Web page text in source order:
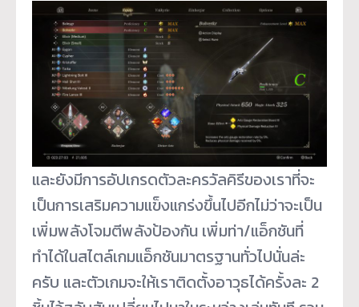
และยังมีการอัปเกรดตัวละครวัลคิรีของเราที่จะ
เป็นการเสริมความแข็งแกร่งขึ้นไปอีกไม่ว่าจะเป็น
เพิ่มพลังโจมตีพลังป้องกัน เพิ่มท่า/แอ็กชันที่
ทำได้ในสไตล์เกมแอ็กชันมาตรฐานทั่วไปนั่นล่ะ
ครับ และตัวเกมจะให้เราติดตั้งอาวุธได้ครั้งละ 2